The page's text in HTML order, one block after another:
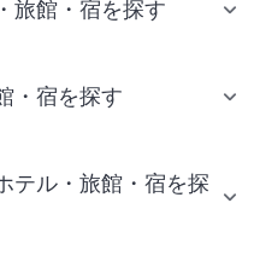
旅館・宿を探す
・宿を探す
テル・旅館・宿を探